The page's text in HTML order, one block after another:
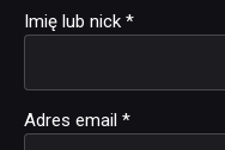
Imię lub nick *
Adres email *